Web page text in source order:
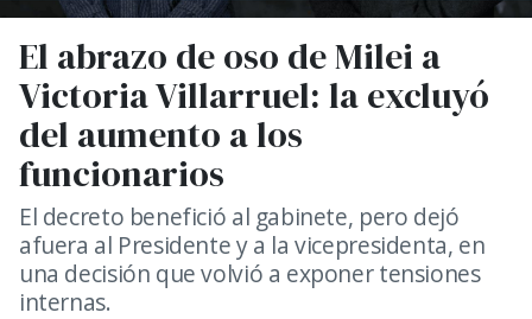
El abrazo de oso de Milei a
Victoria Villarruel: la excluyó
del aumento a los
funcionarios
El decreto benefició al gabinete, pero dejó
afuera al Presidente y a la vicepresidenta, en
una decisión que volvió a exponer tensiones
internas.